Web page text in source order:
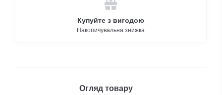
Купуйте з вигодою
Накопичувальна знижка
Огляд товару